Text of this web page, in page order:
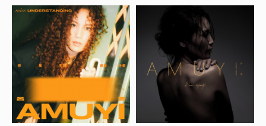
族傳統競技聯合運動會》
主題曲